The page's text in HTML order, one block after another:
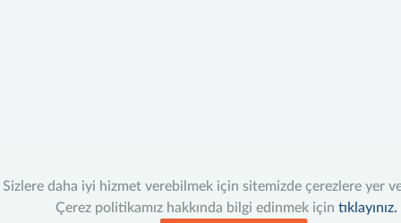
Sizlere daha iyi hizmet verebilmek için sitemizde çerezlere yer
Çerez politikamız hakkında bilgi edinmek için tıklayınız.